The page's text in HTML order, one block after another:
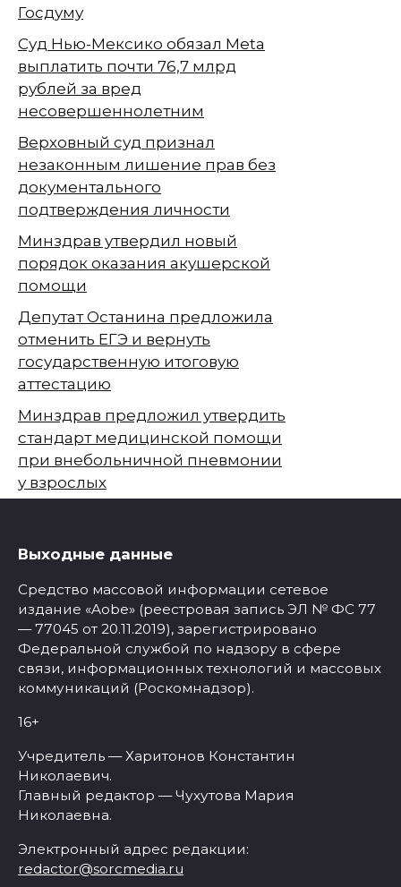
Госдуму
Суд Нью-Мексико обязал Meta
выплатить почти 76,7 млрд
рублей за вред
несовершеннолетним
Верховный суд признал
незаконным лишение прав без
документального
подтверждения личности
Минздрав утвердил новый
порядок оказания акушерской
помощи
Депутат Останина предложила
отменить ЕГЭ и вернуть
государственную итоговую
аттестацию
Минздрав предложил утвердить
стандарт медицинской помощи
при внебольничной пневмонии
у взрослых
Выходные данные
Средство массовой информации сетевое
издание «Aobe» (реестровая запись ЭЛ № ФС 77
— 77045 от 20.11.2019), зарегистрировано
Федеральной службой по надзору в сфере
связи, информационных технологий и массовых
коммуникаций (Роскомнадзор).
16+
Учредитель — Харитонов Константин
Николаевич.
Главный редактор — Чухутова Мария
Николаевна.
Электронный адрес редакции:
redactor@sorcmedia.ru